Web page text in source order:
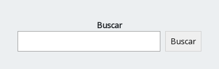
Buscar
Buscar